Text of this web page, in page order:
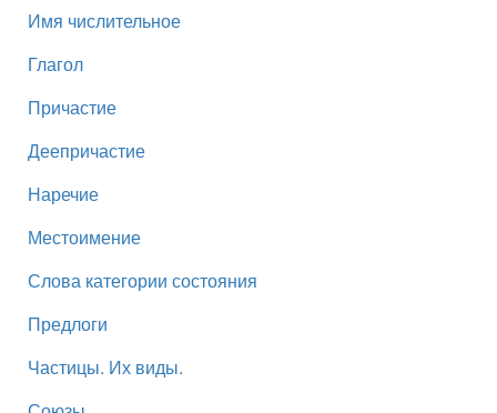
Имя числительное
Глагол
Причастие
Деепричастие
Наречие
Местоимение
Слова категории состояния
Предлоги
Частицы. Их виды.